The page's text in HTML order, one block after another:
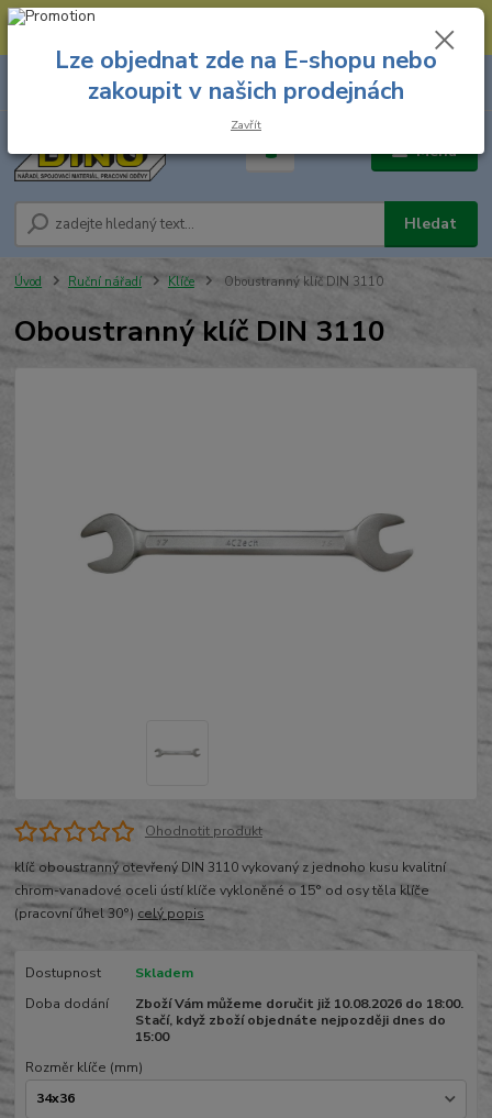
--- Spojovací materiál: 774 431 045 --- Prodejna nářadí: 731 449 423 --
Menu
Hledat
8.00 hod. - 16.00 hod.
za
Úvod Ruční nářadí Klíče Oboustranný klíč DIN 3110
Oboustranný klíč DIN 3110
Ohodnotit produkt
klíč oboustranný otevřený DIN 3110 vykovaný z jednoho kusu kvalitní
chrom-vanadové oceli ústí klíče vykloněné o 15° od osy těla klíče
(pracovní úhel 30°) celý popis
Dostupnost
Skladem
Doba dodání
Zboží Vám můžeme doručit již 10.08.2026 do 18:00.
Stačí, když zboží objednáte nejpozději dnes do
15:00
Rozměr klíče (mm)
Lze objednat zde na E-shopu nebo
zakoupit v našich prodejnách
Zavřít